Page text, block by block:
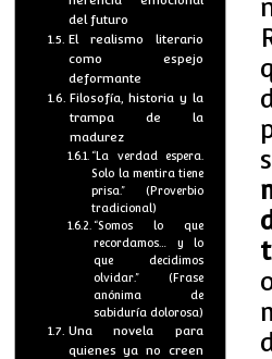
del futuro
El realismo literario
como espejo
deformante
Filosofía, historia y la
trampa de la
madurez
“La verdad espera.
Solo la mentira tiene
prisa.” (Proverbio
tradicional)
“Somos lo que
recordamos… y lo
que decidimos
olvidar.” (Frase
anónima de
sabiduría dolorosa)
Una novela para
quienes ya no creen